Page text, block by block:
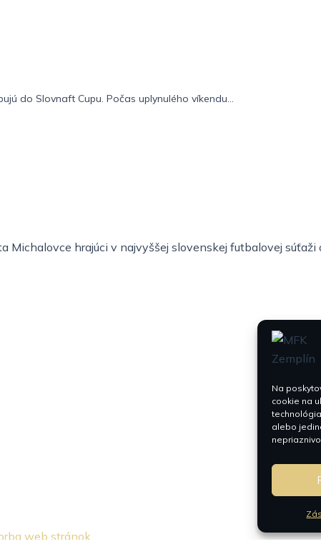
Na
cookie na
alebo
do Slovnaft Cupu. Počas uplynulého víkendu...
hrajúci v najvyššej slovenskej futbalovej súťaži
web stránok